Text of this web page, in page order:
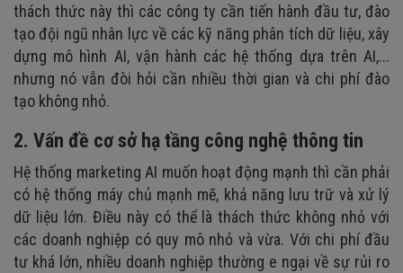
thách thức này thì các công ty cần tiến hành đầu tư, đào
tạo đội ngũ nhân lực về các kỹ năng phân tích dữ liệu, xây
dựng mô hình AI, vận hành các hệ thống dựa trên AI,...
nhưng nó vẫn đòi hỏi cần nhiều thời gian và chi phí đào
tạo không nhỏ.
2. Vấn đề cơ sở hạ tầng công nghệ thông tin
Hệ thống marketing AI muốn hoạt động mạnh thì cần phải
có hệ thống máy chủ mạnh mẽ, khả năng lưu trữ và xử lý
dữ liệu lớn. Điều này có thể là thách thức không nhỏ với
các doanh nghiệp có quy mô nhỏ và vừa. Với chi phí đầu
tư khá lớn, nhiều doanh nghiệp thường e ngại về sự rủi ro